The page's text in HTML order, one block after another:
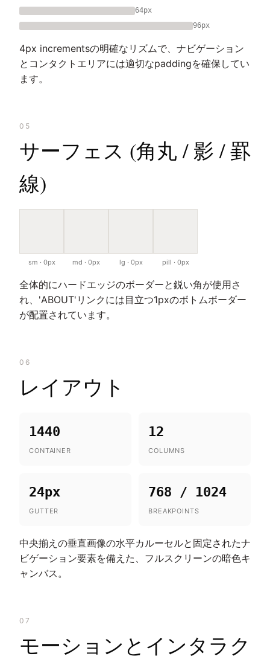
64px
96px
4px incrementsの明確なリズムで、ナビゲーション
とコンタクトエリアには適切なpaddingを確保してい
ます。
05
サーフェス (角丸 / 影 / 罫
線)
sm · 0px md · 0px lg · 0px pill · 0px
全体的にハードエッジのボーダーと鋭い角が使用さ
れ、'ABOUT'リンクには目立つ1pxのボトムボーダー
が配置されています。
06
レイアウト
1440
CONTAINER
12
COLUMNS
24px
GUTTER
768 / 1024
BREAKPOINTS
中央揃えの垂直画像の水平カルーセルと固定されたナ
ビゲーション要素を備えた、フルスクリーンの暗色キ
ャンバス。
07
モーションとインタラク